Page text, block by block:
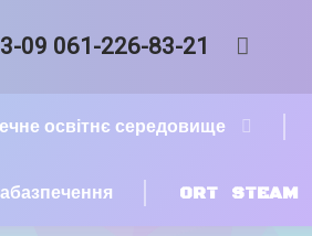
09 061-226-83-21
освітнє середовище
ORT STEAM